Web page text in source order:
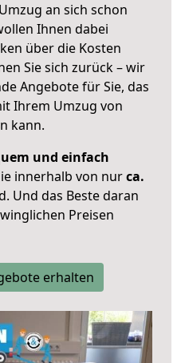
an sich schon
Ihnen dabei
über die Kosten
Sie sich zurück – wir
Angebote für Sie, das
Ihrem Umzug von
kann.
und einfach
innerhalb von nurca.
Und das Beste daran
Preisen
erhalten